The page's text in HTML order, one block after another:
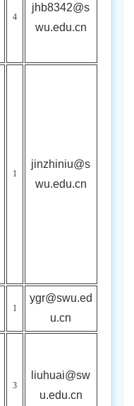
4
jhb8342@s
wu.edu.cn
1
jinzhiniu@s
wu.edu.cn
1
ygr@swu.ed
u.cn
3
liuhuai@sw
u.edu.cn